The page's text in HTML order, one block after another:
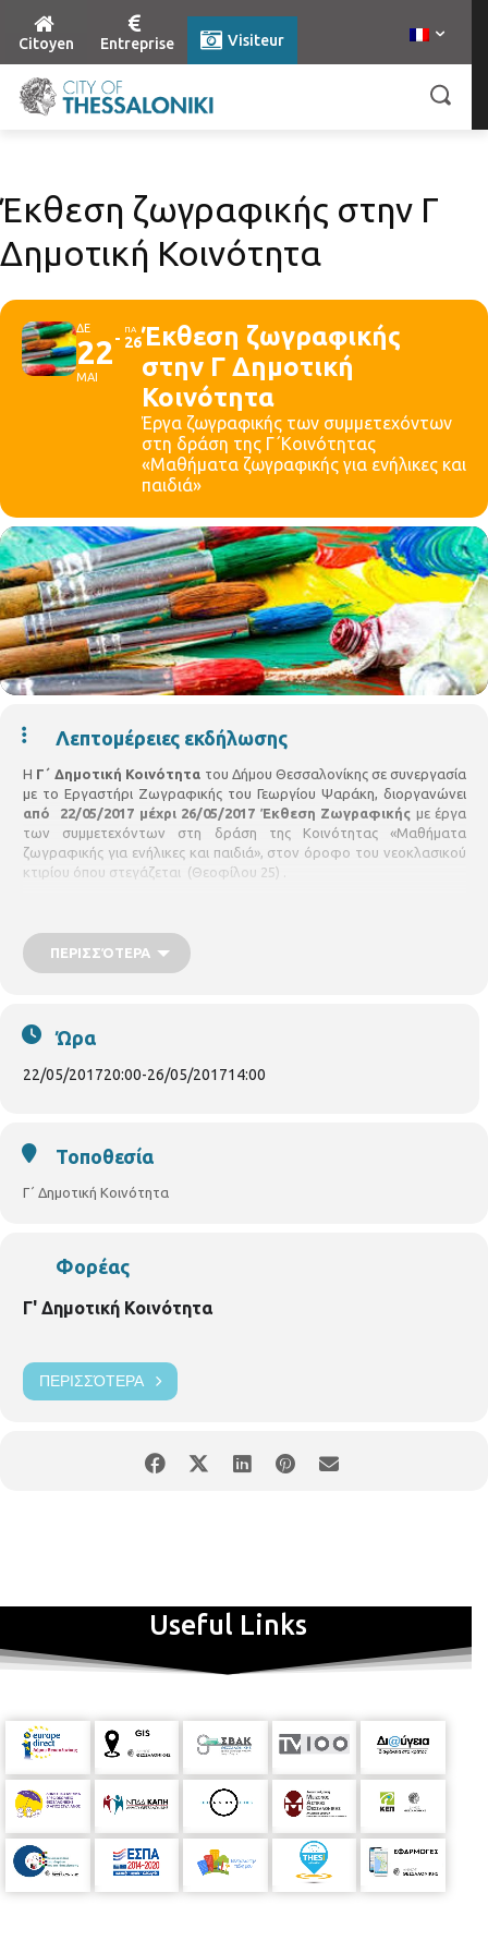
Citoyen Entreprise Visiteur
Έκθεση ζωγραφικής στην Γ
Δημοτική Κοινότητα
ΔΕ
22
ΜΑΙ
ΠΑ
26Έκθεση ζωγραφικής
στην Γ Δημοτική
Κοινότητα
Έργα ζωγραφικής των συμμετεχόντων
στη δράση της Γ΄Κοινότητας
«Μαθήματα ζωγραφικής για ενήλικες και
παιδιά»
Λεπτομέρειες εκδήλωσης
Η Γ΄ Δημοτική Κοινότητα του Δήμου Θεσσαλονίκης σε συνεργασία
με το Εργαστήρι Ζωγραφικής του Γεωργίου Ψαράκη, διοργανώνει
από 22/05/2017 μέχρι 26/05/2017 Έκθεση Ζωγραφικής με έργα
των συμμετεχόντων στη δράση της Κοινότητας «Μαθήματα
ζωγραφικής για ενήλικες και παιδιά», στον όροφο του νεοκλασικού
κτιρίου όπου στεγάζεται (Θεοφίλου 25) .
Ώρες λειτουργίας 10:00 – 14:00 (Δευτέρα έως Παρασκευή)
ΠΕΡΙΣΣΌΤΕΡΑ
Ώρα
22/05/201720:00-26/05/201714:00
Τοποθεσία
Γ΄ Δημοτική Κοινότητα
Φορέας
Γ' Δημοτική Κοινότητα
ΠΕΡΙΣΣΌΤΕΡΑ
Useful Links